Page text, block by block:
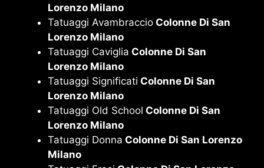
Lorenzo Milano
Tatuaggi Avambraccio Colonne Di San
Lorenzo Milano
Tatuaggi Caviglia Colonne Di San
Lorenzo Milano
Tatuaggi Significati Colonne Di San
Lorenzo Milano
Tatuaggi Old School Colonne Di San
Lorenzo Milano
Tatuaggi Donna Colonne Di San Lorenzo
Milano